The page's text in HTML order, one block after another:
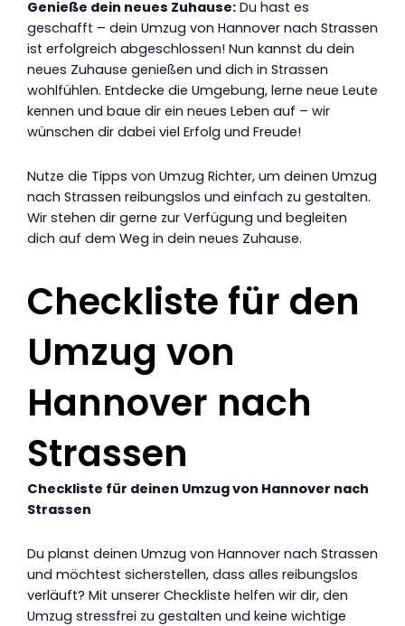
Genieße dein neues Zuhause: Du hast es
geschafft – dein Umzug von Hannover nach Strassen
ist erfolgreich abgeschlossen! Nun kannst du dein
neues Zuhause genießen und dich in Strassen
wohlfühlen. Entdecke die Umgebung, lerne neue Leute
kennen und baue dir ein neues Leben auf – wir
wünschen dir dabei viel Erfolg und Freude!
Nutze die Tipps von Umzug Richter, um deinen Umzug
nach Strassen reibungslos und einfach zu gestalten.
Wir stehen dir gerne zur Verfügung und begleiten
dich auf dem Weg in dein neues Zuhause.
Checkliste für den
Umzug von
Hannover nach
Strassen
Checkliste für deinen Umzug von Hannover nach
Strassen
Du planst deinen Umzug von Hannover nach Strassen
und möchtest sicherstellen, dass alles reibungslos
verläuft? Mit unserer Checkliste helfen wir dir, den
Umzug stressfrei zu gestalten und keine wichtige